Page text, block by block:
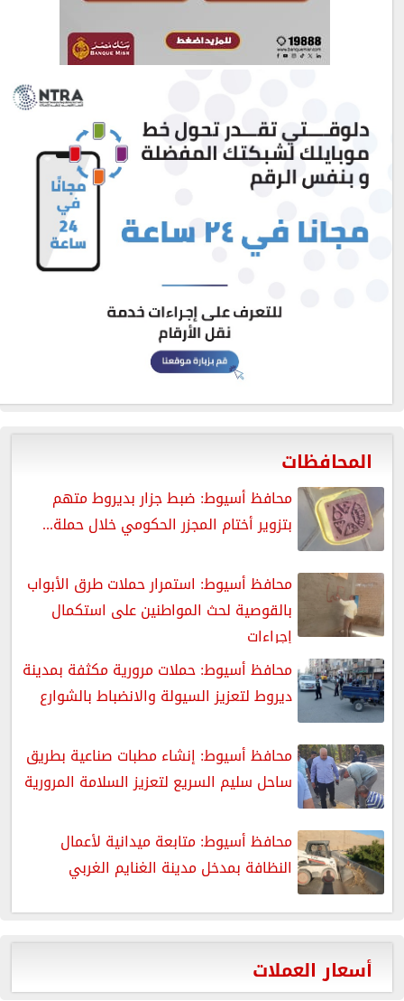
المحافظات
محافظ أسيوط: ضبط جزار بديروط متهم
بتزوير أختام المجزر الحكومي خلال حملة...
محافظ أسيوط: استمرار حملات طرق الأبواب
بالقوصية لحث المواطنين على استكمال
إجراءات
محافظ أسيوط: حملات مرورية مكثفة بمدينة
ديروط لتعزيز السيولة والانضباط بالشوارع
محافظ أسيوط: إنشاء مطبات صناعية بطريق
ساحل سليم السريع لتعزيز السلامة المرورية
محافظ أسيوط: متابعة ميدانية لأعمال
النظافة بمدخل مدينة الغنايم الغربي
أسعار العملات